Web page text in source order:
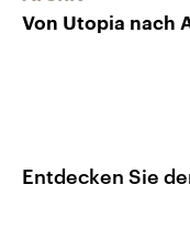
Von Utopia nach
Entdecken Sie